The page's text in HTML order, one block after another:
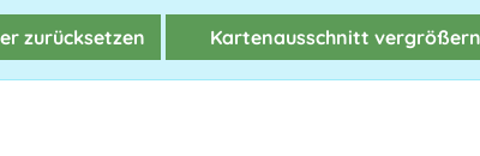
zurücksetzen Kartenausschnitt vergrößern